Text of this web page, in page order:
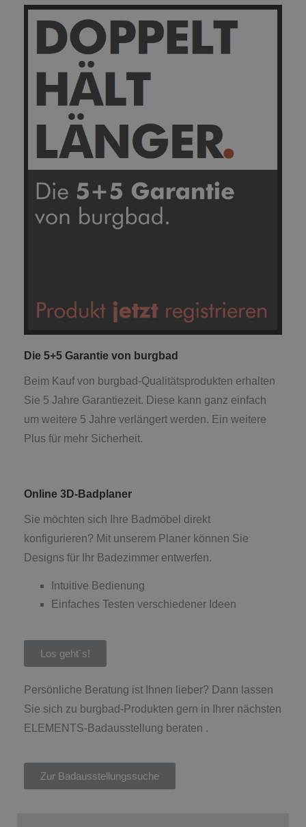
Die 5+5 Garantie von burgbad
Beim Kauf von burgbad-Qualitätsprodukten erhalten
Sie 5 Jahre Garantiezeit. Diese kann ganz einfach
um weitere 5 Jahre verlängert werden. Ein weitere
Plus für mehr Sicherheit.
Online 3D-Badplaner
Sie möchten sich Ihre Badmöbel direkt
konfigurieren? Mit unserem Planer können Sie
Designs für Ihr Badezimmer entwerfen.
Intuitive Bedienung
Einfaches Testen verschiedener Ideen
Los geht´s!
Persönliche Beratung ist Ihnen lieber? Dann lassen
Sie sich zu burgbad-Produkten gern in Ihrer nächsten
ELEMENTS-Badausstellung beraten .
Zur Badausstellungssuche